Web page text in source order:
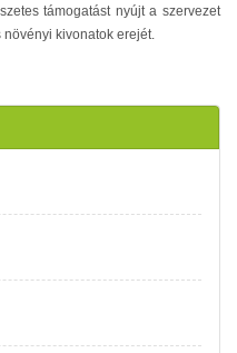
támogatást nyújt a szervezet
kivonatok erejét.